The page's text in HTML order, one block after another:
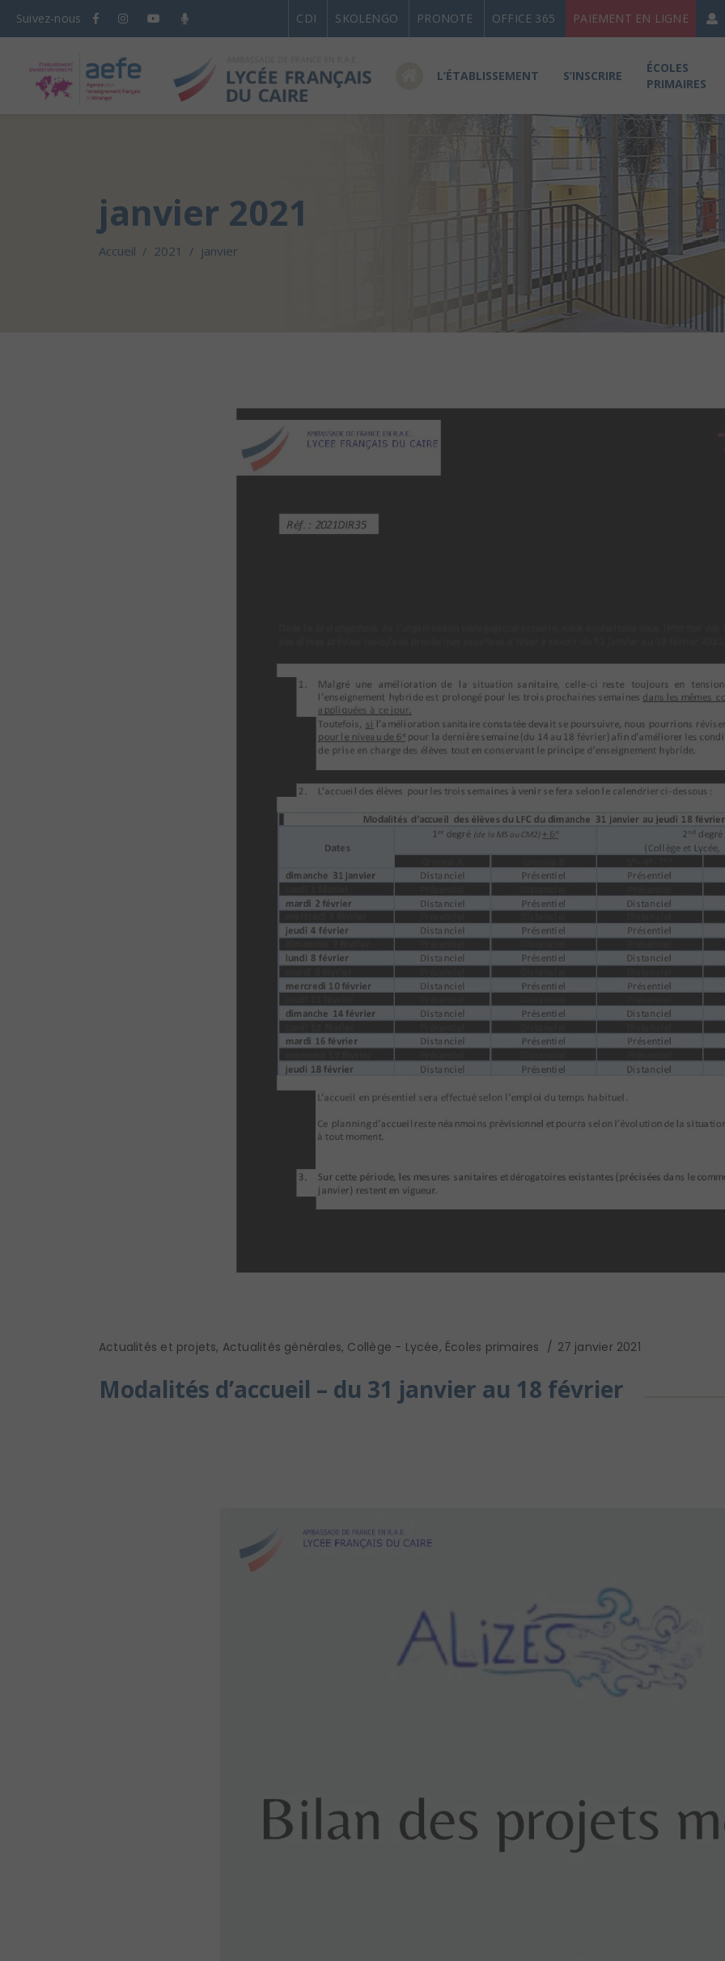
Suivez-nous CDI SKOLENGO PRONOTE OFFICE 365 PAIEMENT EN LIGNE
L’ÉTABLISSEMENT S’INSCRIRE
ÉCOLES
PRIMAIRES
janvier 2021
Accueil / 2021 / janvier
Actualités et projets, Actualités générales, Collège - Lycée, Écoles primaires 27 janvier 2021
Modalités d’accueil – du 31 janvier au 18 février